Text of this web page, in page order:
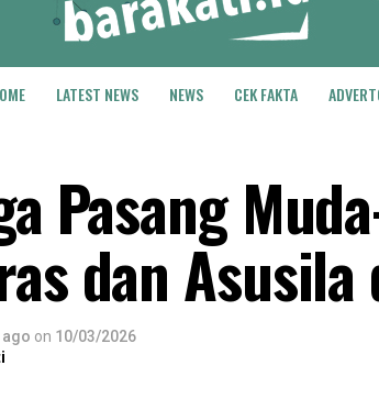
LATEST NEWS NEWS CEK FAKTA
Pasang
dan
on 10/03/2026